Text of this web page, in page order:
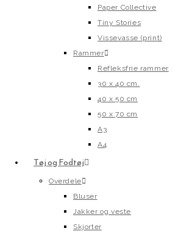
Paper Collective
Tiny Stories
Vissevasse (print)
Rammer
Refleksfrie rammer
30 x 40 cm.
40 x 50 cm
50 x 70 cm
A3
A4
Tøj og Fodtøj
Overdele
Bluser
Jakker og veste
Skjorter